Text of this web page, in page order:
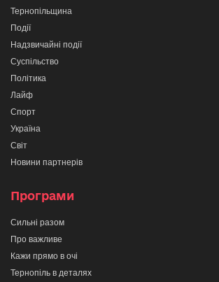
Тернопільщина
Події
Надзвичайні події
Суспільство
Політика
Лайф
Спорт
Україна
Світ
Новини партнерів
Програми
Сильні разом
Про важливе
Кажи прямо в очі
Тернопіль в деталях